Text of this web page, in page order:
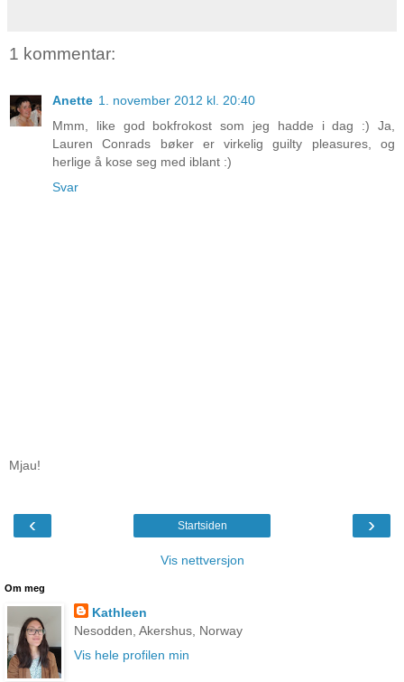
1 kommentar:
Anette 1. november 2012 kl. 20:40
Mmm, like god bokfrokost som jeg hadde i dag :) Ja,
Lauren Conrads bøker er virkelig guilty pleasures, og
herlige å kose seg med iblant :)
Svar
Mjau!
‹ ›
Startsiden
Vis nettversjon
Om meg
Kathleen
Nesodden, Akershus, Norway
Vis hele profilen min